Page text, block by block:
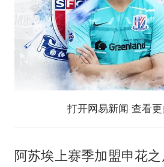
打开网易新闻 查看
阿苏埃上赛季加盟申花